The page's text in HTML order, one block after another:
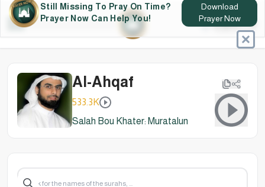
Still Missing To Pray On Time?
Prayer Now Can Help You!
Download
Prayer Now
Al-Ahqaf
533.3K
Salah Bou Khater: Muratalun